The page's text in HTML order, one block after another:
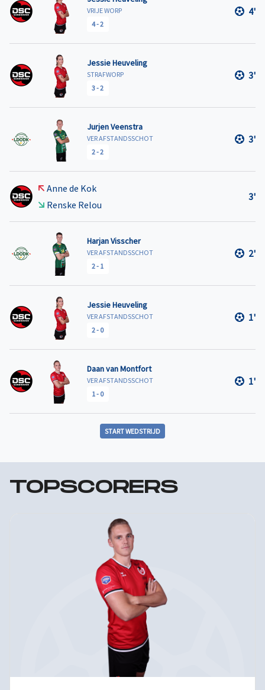
VRIJE WORP
4-2
4'
Jessie Heuveling
STRAFWORP
3-2
3'
Jurjen Veenstra
VER AFSTANDSSCHOT
2-2
3'
Anne de Kok
Renske Relou
3'
Harjan Visscher
VER AFSTANDSSCHOT
2- 1
2'
Jessie Heuveling
VER AFSTANDSSCHOT
2- 0
1'
Daan van Montfort
VER AFSTANDSSCHOT
1- 0
1'
START WEDSTRIJD
TOPSCORERS